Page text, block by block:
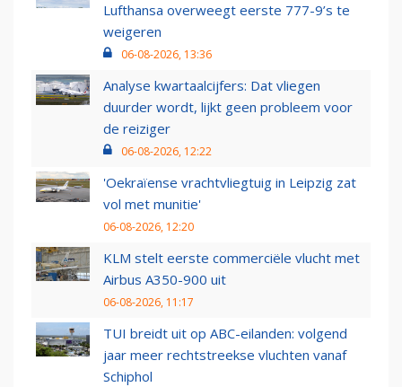
Lufthansa overweegt eerste 777-9’s te
weigeren
06-08-2026, 13:36
Analyse kwartaalcijfers: Dat vliegen
duurder wordt, lijkt geen probleem voor
de reiziger
06-08-2026, 12:22
'Oekraïense vrachtvliegtuig in Leipzig zat
vol met munitie'
06-08-2026, 12:20
KLM stelt eerste commerciële vlucht met
Airbus A350-900 uit
06-08-2026, 11:17
TUI breidt uit op ABC-eilanden: volgend
jaar meer rechtstreekse vluchten vanaf
Schiphol